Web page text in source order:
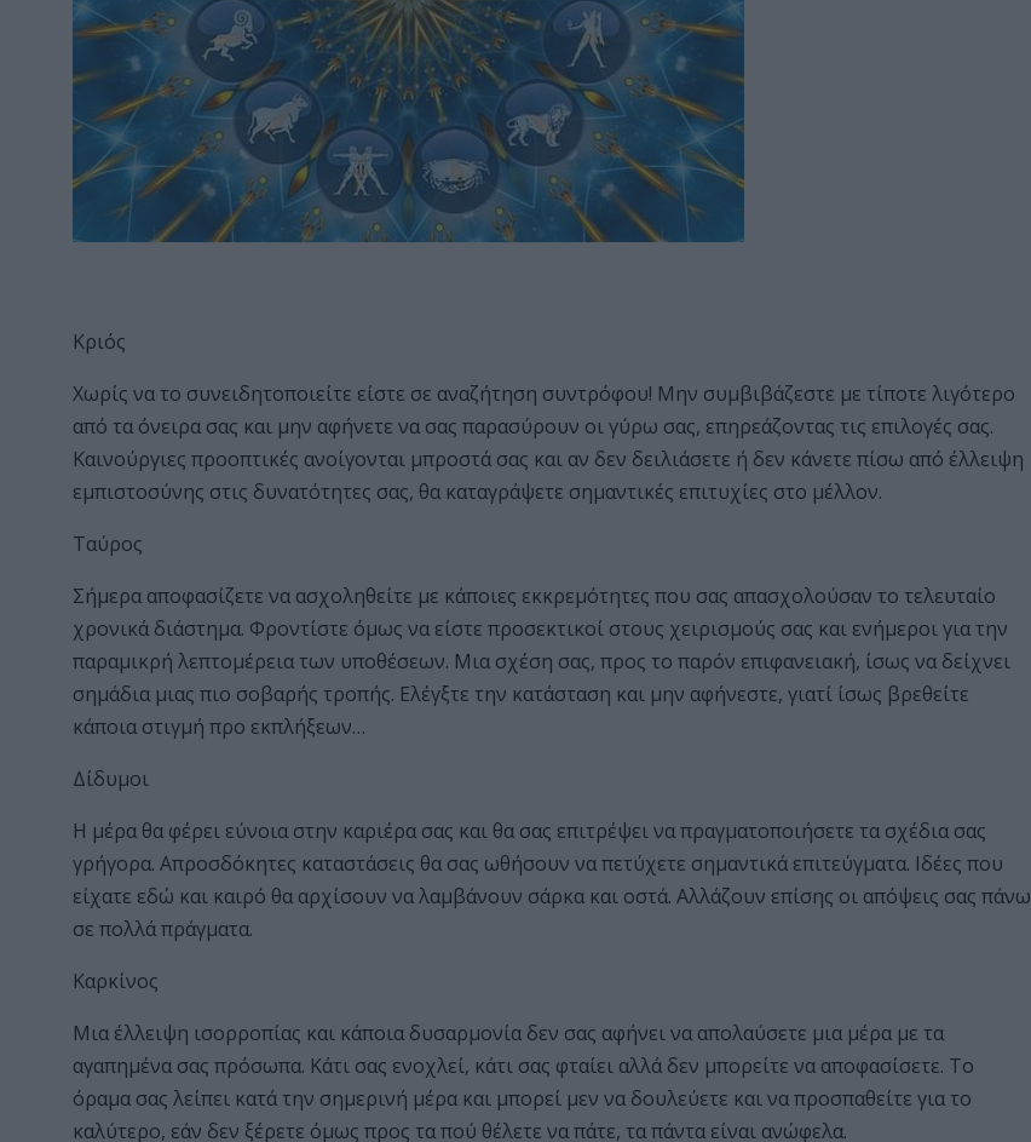
Κριός
Χωρίς να το συνειδητοποιείτε είστε σε αναζήτηση συντρόφου! Μην συμβιβάζεστε με τίποτε λιγότερο
από τα όνειρα σας και μην αφήνετε να σας παρασύρουν οι γύρω σας, επηρεάζοντας τις επιλογές σας.
Καινούργιες προοπτικές ανοίγονται μπροστά σας και αν δεν δειλιάσετε ή δεν κάνετε πίσω από έλλειψη
εμπιστοσύνης στις δυνατότητες σας, θα καταγράψετε σημαντικές επιτυχίες στο μέλλον.
Ταύρος
Σήμερα αποφασίζετε να ασχοληθείτε με κάποιες εκκρεμότητες που σας απασχολούσαν το τελευταίο
χρονικά διάστημα. Φροντίστε όμως να είστε προσεκτικοί στους χειρισμούς σας και ενήμεροι για την
παραμικρή λεπτομέρεια των υποθέσεων. Μια σχέση σας, προς το παρόν επιφανειακή, ίσως να δείχνει
σημάδια μιας πιο σοβαρής τροπής. Ελέγξτε την κατάσταση και μην αφήνεστε, γιατί ίσως βρεθείτε
κάποια στιγμή προ εκπλήξεων…
Δίδυμοι
Η μέρα θα φέρει εύνοια στην καριέρα σας και θα σας επιτρέψει να πραγματοποιήσετε τα σχέδια σας
γρήγορα. Απροσδόκητες καταστάσεις θα σας ωθήσουν να πετύχετε σημαντικά επιτεύγματα. Ιδέες που
είχατε εδώ και καιρό θα αρχίσουν να λαμβάνουν σάρκα και οστά. Αλλάζουν επίσης οι απόψεις σας πάνω
σε πολλά πράγματα.
Καρκίνος
Μια έλλειψη ισορροπίας και κάποια δυσαρμονία δεν σας αφήνει να απολαύσετε μια μέρα με τα
αγαπημένα σας πρόσωπα. Κάτι σας ενοχλεί, κάτι σας φταίει αλλά δεν μπορείτε να αποφασίσετε. Το
όραμα σας λείπει κατά την σημερινή μέρα και μπορεί μεν να δουλεύετε και να προσπαθείτε για το
καλύτερο, εάν δεν ξέρετε όμως προς τα πού θέλετε να πάτε, τα πάντα είναι ανώφελα.